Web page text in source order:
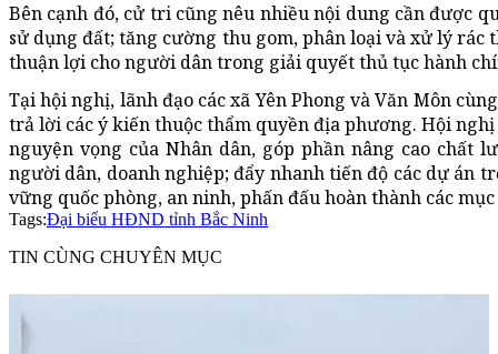
Bên cạnh đó, cử tri cũng nêu nhiều nội dung cần được
sử dụng đất; tăng cường thu gom, phân loại và xử lý
thuận lợi cho người dân trong giải quyết thủ tục hành
Tại hội nghị, lãnh đạo các xã Yên Phong và Văn Môn
trả lời các ý kiến thuộc thẩm quyền địa phương. Hội
nguyện vọng của Nhân dân, góp phần nâng cao chất
người dân, doanh nghiệp; đẩy nhanh tiến độ các dự án
vững quốc phòng, an ninh, phấn đấu hoàn thành các
Tags:Đại biểu HĐND tỉnh Bắc Ninh
TIN CÙNG CHUYÊN MỤC